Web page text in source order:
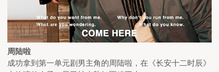
周陆啦
成功拿到第一单元剧男主角的周陆啦，在《长安十二时辰》